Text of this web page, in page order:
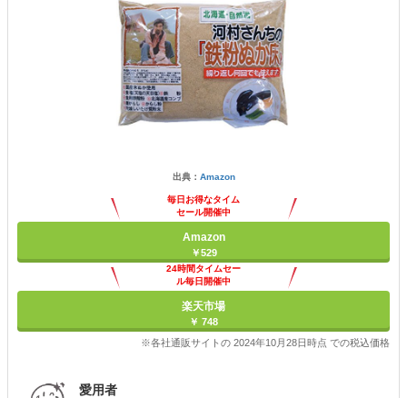
出典： Amazon
毎日お得なタイム
セール開催中
Amazon
￥529
24時間タイムセー
ル毎日開催中
楽天市場
￥ 748
※各社通販サイトの 2024年10月28日時点 での税込価格
愛用者